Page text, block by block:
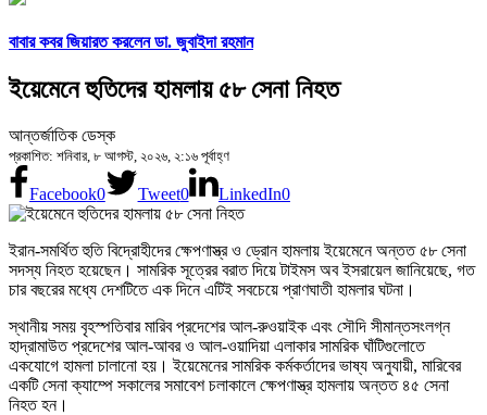
বাবার কবর জিয়ারত করলেন ডা. জুবাইদা রহমান
ইয়েমেনে হুতিদের হামলায় ৫৮ সেনা নিহত
আন্তর্জাতিক ডেস্ক
প্রকাশিত: শনিবার, ৮ আগস্ট, ২০২৬, ২:১৬ পূর্বাহ্ণ
Facebook0 Tweet0 LinkedIn0
ইরান-সমর্থিত হুতি বিদ্রোহীদের ক্ষেপণাস্ত্র ও ড্রোন হামলায় ইয়েমেনে অন্তত ৫৮ সেনা
সদস্য নিহত হয়েছেন। সামরিক সূত্রের বরাত দিয়ে টাইমস অব ইসরায়েল জানিয়েছে, গত
চার বছরের মধ্যে দেশটিতে এক দিনে এটিই সবচেয়ে প্রাণঘাতী হামলার ঘটনা।
স্থানীয় সময় বৃহস্পতিবার মারিব প্রদেশের আল-রুওয়াইক এবং সৌদি সীমান্তসংলগ্ন
হাদ্রামাউত প্রদেশের আল-আবর ও আল-ওয়াদিয়া এলাকার সামরিক ঘাঁটিগুলোতে
একযোগে হামলা চালানো হয়। ইয়েমেনের সামরিক কর্মকর্তাদের ভাষ্য অনুযায়ী, মারিবের
একটি সেনা ক্যাম্পে সকালের সমাবেশ চলাকালে ক্ষেপণাস্ত্র হামলায় অন্তত ৪৫ সেনা
নিহত হন।